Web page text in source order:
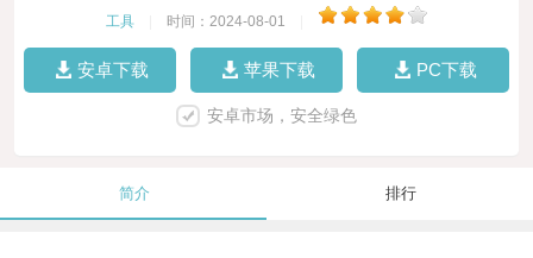
工具 时间：2024-08-01
安卓下载 苹果下载 PC下载
安卓市场，安全绿色
简介 排行